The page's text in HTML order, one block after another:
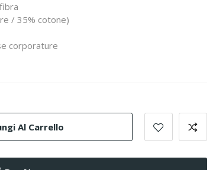
/ 35% cotone)
corporature
Al Carrello